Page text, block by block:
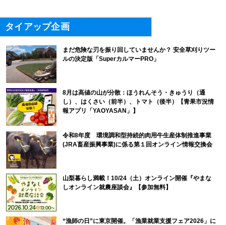
タイアップ企画
まだ危険な刃を振り回していませんか？ 安全草刈りツー
ルの決定版「SuperカルマーPRO」
8月は高値の山が分散：ほうれんそう・きゅうり（通
し）、はくさい（前半）、トマト（後半）【青果市況情
報アプリ「YAOYASAN」】
令和8年度 環境調和型持続的肉用牛生産体制推進事業
(JRA畜産振興事業)に係る第１回オンライン情報交換会
山梨暮らし満載！10/24（土）オンライン開催『やまな
しオンライン就農座談会』【参加無料】
“漁師の日”に東京開催。「漁業就業支援フェア2026」に